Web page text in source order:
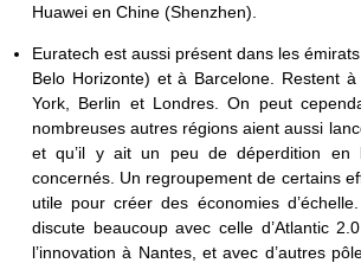
Huawei en Chine (Shenzhen).
Euratech est aussi présent dans les
Belo Horizonte) et à Barcelone. Restent
York, Berlin et Londres. On peut
nombreuses autres régions aient aussi
et qu’il y ait un peu de déperdition en
concernés. Un regroupement de certains
utile pour créer des économies d’échelle.
discute beaucoup avec celle d’Atlantic
l’innovation à Nantes, et avec d’autres